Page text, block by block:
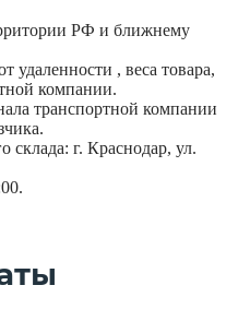
РФ и ближнему
удаленности , веса товара,
компании.
транспортной компании
г. Краснодар, ул.